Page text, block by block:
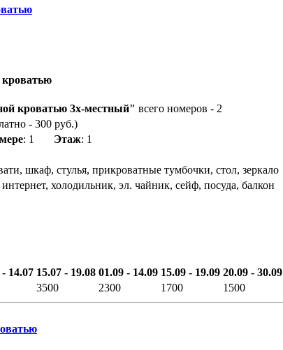
кроватью
кроватью 3х-местный" всего номеров - 2
- 300 руб.)
: 1 Этаж: 1
шкаф, стулья, прикроватные тумбочки, стол, зеркало
холодильник, эл. чайник, сейф, посуда, балкон
14.07 15.07 - 19.08 01.09 - 14.09 15.09 - 19.09 20.09 - 30.09
3500 2300 1700 1500